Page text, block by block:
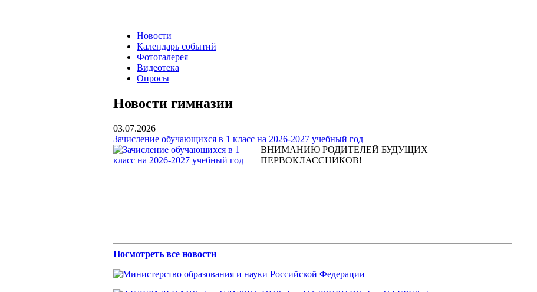
Новости
Календарь событий
Фотогалерея
Видеотека
Опросы
Новости гимназии
03.07.2026
Зачисление обучающихся в 1 класс на 2026-2027 учебный год
ВНИМАНИЮ РОДИТЕЛЕЙ БУДУЩИХ
ПЕРВОКЛАССНИКОВ!
Посмотреть все новости